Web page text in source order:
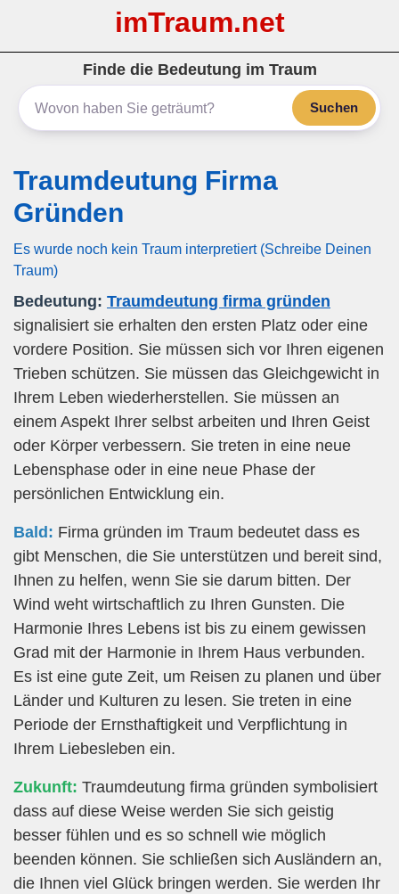
imTraum.net
Finde die Bedeutung im Traum
Suchen
Traumdeutung Firma
Gründen
Es wurde noch kein Traum interpretiert (Schreibe Deinen
Traum)
Bedeutung: Traumdeutung firma gründen
signalisiert sie erhalten den ersten Platz oder eine
vordere Position. Sie müssen sich vor Ihren eigenen
Trieben schützen. Sie müssen das Gleichgewicht in
Ihrem Leben wiederherstellen. Sie müssen an
einem Aspekt Ihrer selbst arbeiten und Ihren Geist
oder Körper verbessern. Sie treten in eine neue
Lebensphase oder in eine neue Phase der
persönlichen Entwicklung ein.
Bald: Firma gründen im Traum bedeutet dass es
gibt Menschen, die Sie unterstützen und bereit sind,
Ihnen zu helfen, wenn Sie sie darum bitten. Der
Wind weht wirtschaftlich zu Ihren Gunsten. Die
Harmonie Ihres Lebens ist bis zu einem gewissen
Grad mit der Harmonie in Ihrem Haus verbunden.
Es ist eine gute Zeit, um Reisen zu planen und über
Länder und Kulturen zu lesen. Sie treten in eine
Periode der Ernsthaftigkeit und Verpflichtung in
Ihrem Liebesleben ein.
Zukunft: Traumdeutung firma gründen symbolisiert
dass auf diese Weise werden Sie sich geistig
besser fühlen und es so schnell wie möglich
beenden können. Sie schließen sich Ausländern an,
die Ihnen viel Glück bringen werden. Sie werden Ihr